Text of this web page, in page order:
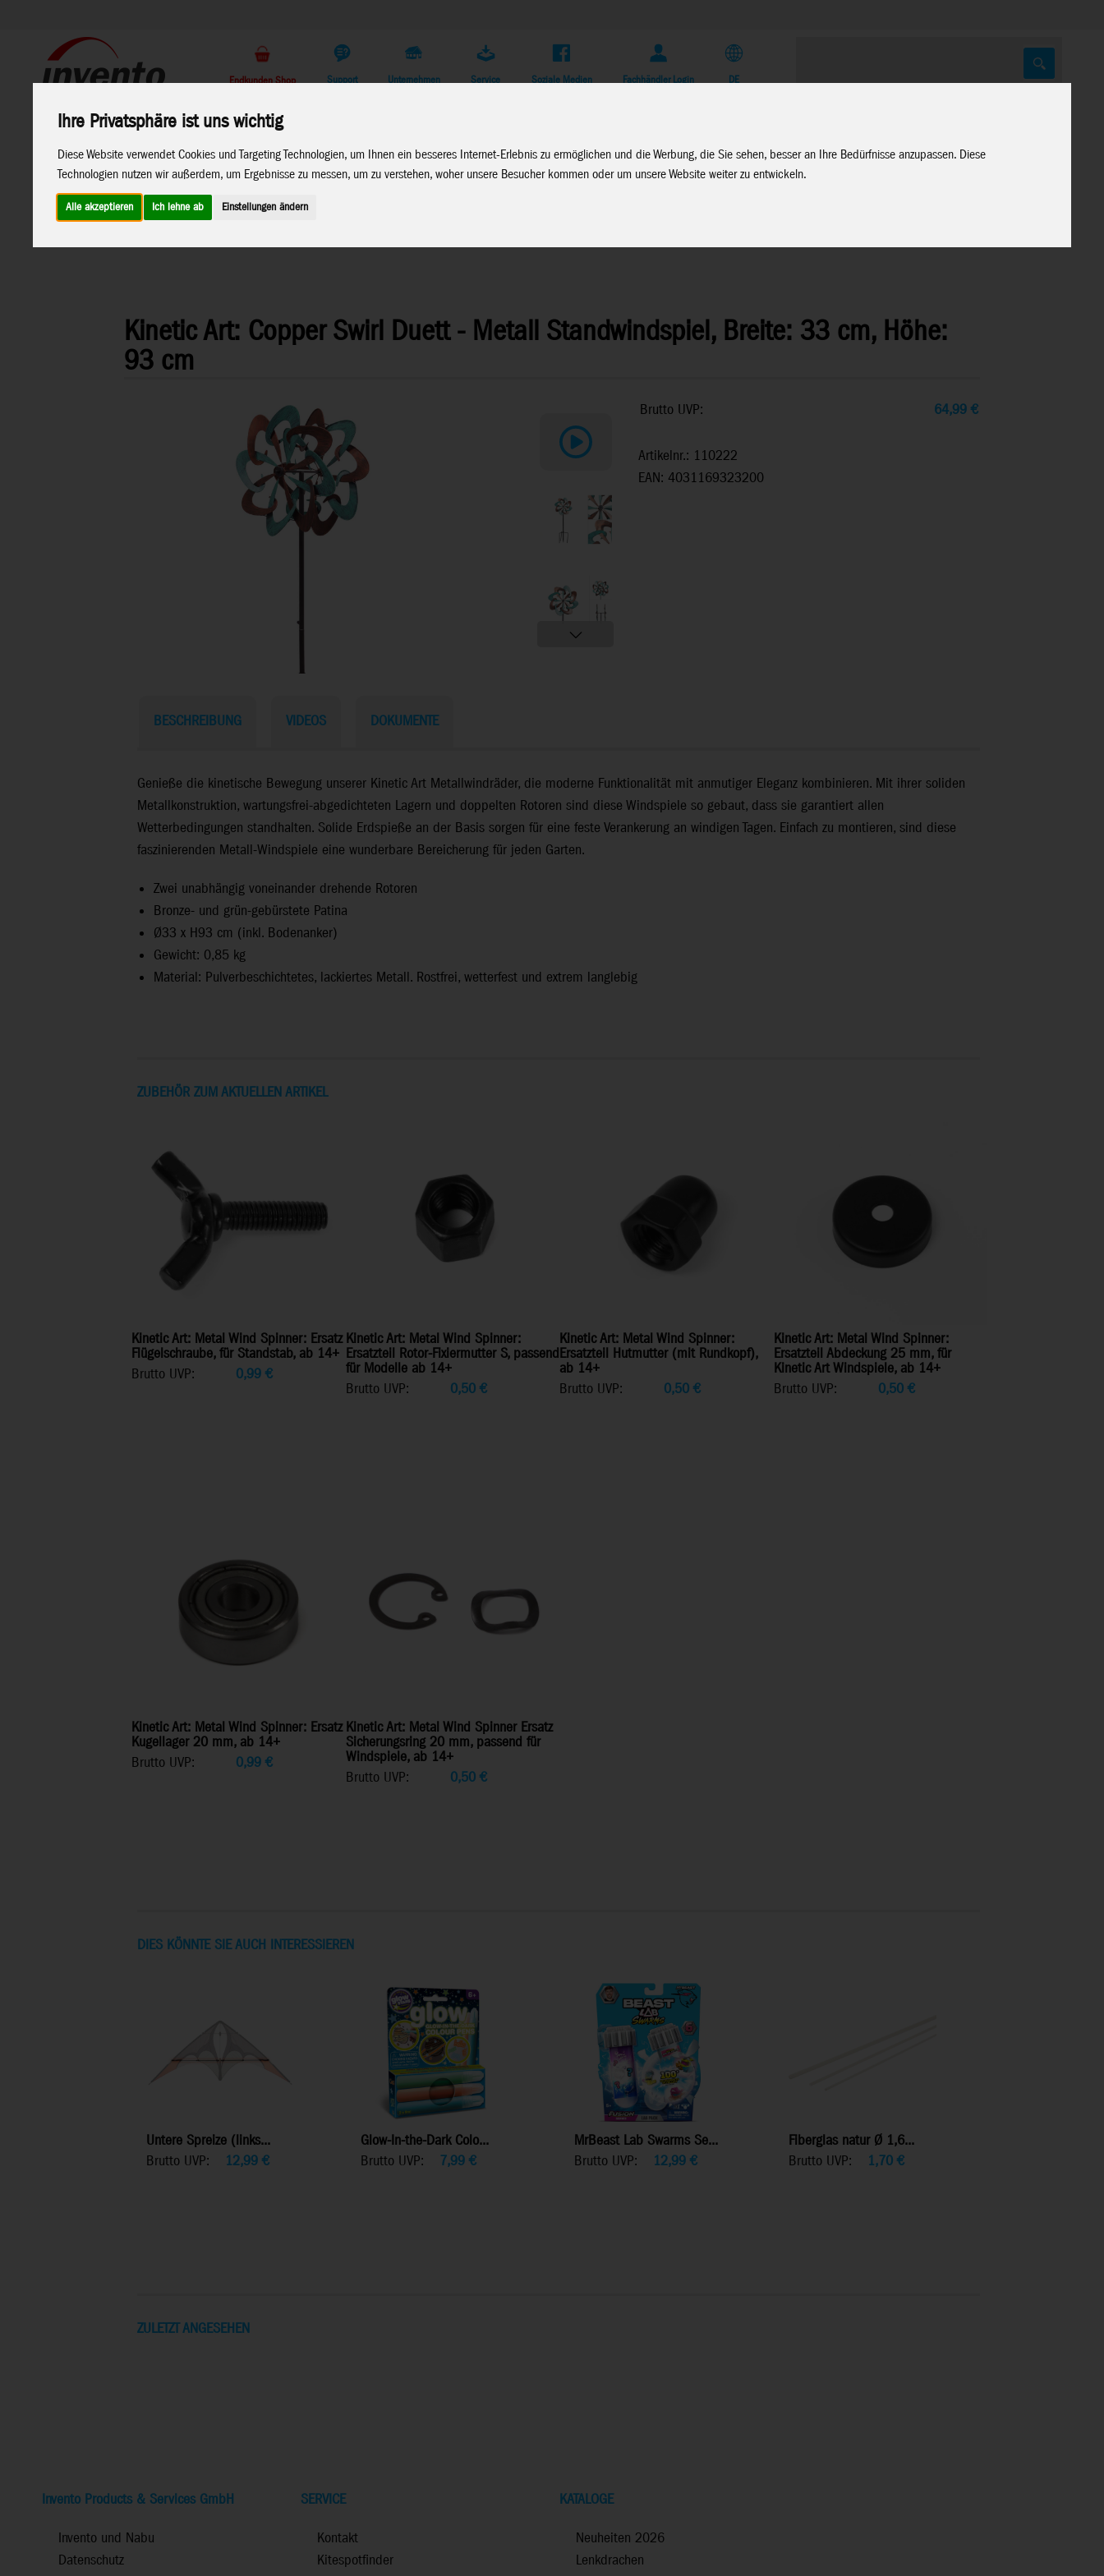
Ihre Privatsphäre ist uns wichtig
Diese Website verwendet Cookies und Targeting Technologien, um Ihnen ein besseres Internet-Erlebnis zu ermöglichen und die Werbung, die Sie sehen, besser an Ihre Bedürfnisse anzupassen. Diese
Technologien nutzen wir außerdem, um Ergebnisse zu messen, um zu verstehen, woher unsere Besucher kommen oder um unsere Website weiter zu entwickeln.
Alle akzeptieren Ich lehne ab Einstellungen ändern
Endkunden Shop Support Unternehmen Service Soziale Medien Fachhändler Login DE
Home Marken
Home>Windspiele>Metall-Windspiele
Kinetic Art: Copper Swirl Duett - Metall Standwindspiel, Breite: 33 cm, Höhe:
93 cm
Brutto UVP: 64,99€
Artikelnr.: 110222
EAN: 4031169323200
BESCHREIBUNG VIDEOS DOKUMENTE
Genieße die kinetische Bewegung unserer Kinetic Art Metallwindräder, die moderne Funktionalität mit anmutiger Eleganz kombinieren. Mit ihrer soliden
Metallkonstruktion, wartungsfrei-abgedichteten Lagern und doppelten Rotoren sind diese Windspiele so gebaut, dass sie garantiert allen
Wetterbedingungen standhalten. Solide Erdspieße an der Basis sorgen für eine feste Verankerung an windigen Tagen. Einfach zu montieren, sind diese
faszinierenden Metall-Windspiele eine wunderbare Bereicherung für jeden Garten.
Zwei unabhängig voneinander drehende Rotoren
Bronze- und grün-gebürstete Patina
Ø33 x H93 cm (inkl. Bodenanker)
Gewicht: 0,85 kg
Material: Pulverbeschichtetes, lackiertes Metall. Rostfrei, wetterfest und extrem langlebig
ZUBEHÖR ZUM AKTUELLEN ARTIKEL
Kinetic Art: Metal Wind Spinner: Ersatz
Flügelschraube, für Standstab, ab 14+
Brutto UVP:
0,99 €
Kinetic Art: Metal Wind Spinner:
Ersatzteil Rotor-Fixiermutter S, passend
für Modelle ab 14+
Brutto UVP:
0,50€
Kinetic Art: Metal Wind Spinner:
Ersatzteil Hutmutter (mit Rundkopf),
ab 14+
Brutto UVP:
0,50 €
Kinetic Art: Metal Wind Spinner:
Ersatzteil Abdeckung 25 mm, für
Kinetic Art Windspiele, ab 14+
Brutto UVP:
0,50€
Kinetic Art: Metal Wind Spinner: Ersatz
Kugellager 20 mm, ab 14+
Brutto UVP:
0,99 €
Kinetic Art: Metal Wind Spinner Ersatz
Sicherungsring 20 mm, passend für
Windspiele, ab 14+
Brutto UVP:
0,50€
DIES KÖNNTE SIE AUCH INTERESSIEREN
Untere Spreize (links...
Brutto UVP:
12,99 €
Glow-In-the-Dark Colo...
Brutto UVP:
7,99€
MrBeast Lab Swarms Se...
Brutto UVP:
12,99 €
Fiberglas natur Ø 1,6...
Brutto UVP:
1,70€
ZULETZT ANGESEHEN
Invento Products & Services GmbH
Invento und Nabu
Datenschutz
SERVICE
Kontakt
Kitespotfinder
KATALOGE
Neuheiten 2026
Lenkdrachen